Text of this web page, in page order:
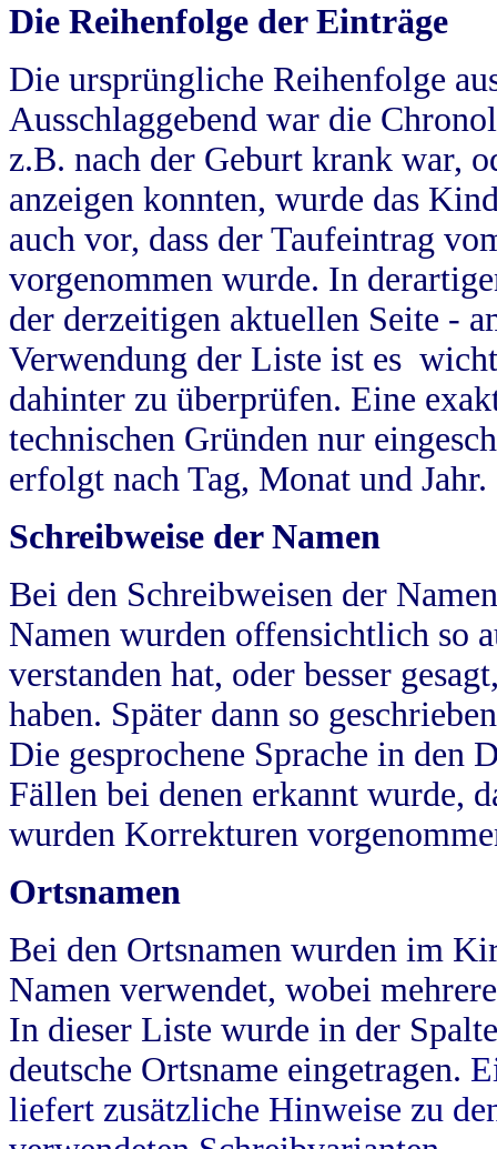
Die Reihenfolge der Einträge
Die ursprüngliche Reihenfolge
Ausschlaggebend war die
z.B. nach der Geburt krank war,
anzeigen konnten, wurde das
auch vor, dass der Taufeintrag
vorgenommen wurde. In
der derzeitigen aktuellen Seite -
Verwendung der Liste ist es
dahinter zu überprüfen. Eine
technischen Gründen nur
erfolgt nach Tag, Monat und Jahr.
Schreibweise der Namen
Bei den Schreibweisen der
Namen wurden offensichtlich so
verstanden hat, oder besser
haben. Später dann so
Die gesprochene Sprache in
Fällen bei denen erkannt wurde,
wurden Korrekturen
Ortsnamen
Bei den Ortsnamen wurden im
Namen verwendet, wobei
In dieser Liste wurde in der
deutsche Ortsname eingetragen.
liefert zusätzliche Hinweise zu